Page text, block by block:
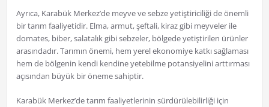
Ayrıca, Karabük Merkez’de meyve ve sebze yetiştiriciliği de önemli
bir tarım faaliyetidir. Elma, armut, şeftali, kiraz gibi meyveler ile
domates, biber, salatalık gibi sebzeler, bölgede yetiştirilen ürünler
arasındadır. Tarımın önemi, hem yerel ekonomiye katkı sağlaması
hem de bölgenin kendi kendine yetebilme potansiyelini arttırması
açısından büyük bir öneme sahiptir.
Karabük Merkez’de tarım faaliyetlerinin sürdürülebilirliği için